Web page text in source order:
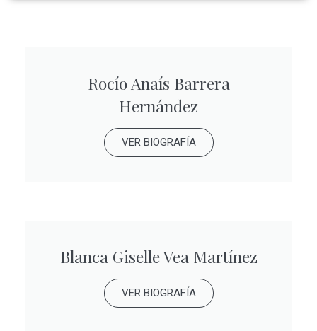
Rocío Anaís Barrera
Hernández
VER BIOGRAFÍA
Blanca Giselle Vea Martínez
VER BIOGRAFÍA